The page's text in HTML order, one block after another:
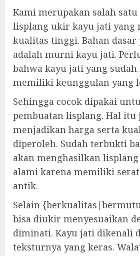
Kami merupakan salah satu
lisplang ukir kayu jati yang
kualitas tinggi. Bahan
adalah murni kayu jati.
bahwa kayu jati yang
memiliki keunggulan yang
Sehingga cocok dipakai
pembuatan lisplang. Hal itu
menjadikan harga serta
diperoleh. Sudah terbukti
akan menghasilkan
alami karena memiliki
antik.
Selain
bisa diukir menyesuaikan
diminati. Kayu jati dikenali
teksturnya yang keras.